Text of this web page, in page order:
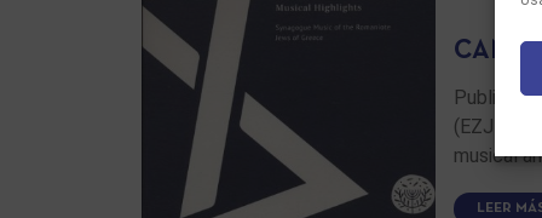
(EZJM)
musical
LEER